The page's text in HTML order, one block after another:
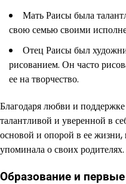
Мать Раисы была
свою семью своими
Отец Раисы был
рисованием. Он часто
ее на творчество.
Благодаря любви и
талантливой и уверенной в
основой и опорой в ее жизни,
упоминала о своих родителях.
Образование и